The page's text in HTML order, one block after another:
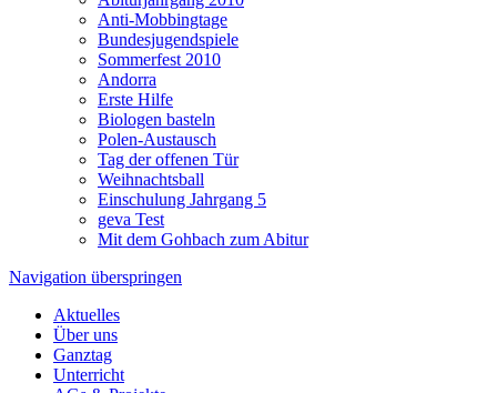
Anti-Mobbingtage
Bundesjugendspiele
Sommerfest 2010
Andorra
Erste Hilfe
Biologen basteln
Polen-Austausch
Tag der offenen Tür
Weihnachtsball
Einschulung Jahrgang 5
geva Test
Mit dem Gohbach zum Abitur
Navigation überspringen
Aktuelles
Über uns
Ganztag
Unterricht